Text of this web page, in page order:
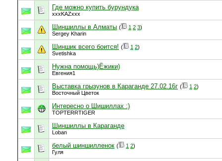
Где можно купить бурундука
xxxKAZxxx
Шиншиллы в Алматы ( 1 2 3)
Sergey Kharin
Шиншик всего боится! ( 1 2)
Svetishka
Нужна помощь)Ёжики)
Евгения1
Выставка грызунов в Караганде 27.02.16г ( 1 2)
Восточный Цветок
Интересно о Шишиллах :)
TOPTERRTIGER
Шиншиллы в Караганде
Loban
белый шиншилленок ( 1 2)
Гуля